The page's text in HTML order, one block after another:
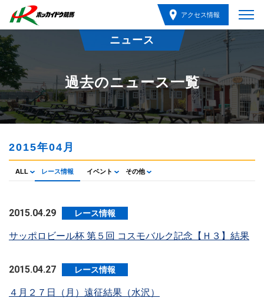
アクセス情報
ニュース
過去のニュース一覧
2015年04月
ALL レース情報 イベント その他
2015.04.29 レース情報
サッポロビール杯 第５回 コスモバルク記念【Ｈ３】結果
2015.04.27 レース情報
４月２７日（月）遠征結果（水沢）